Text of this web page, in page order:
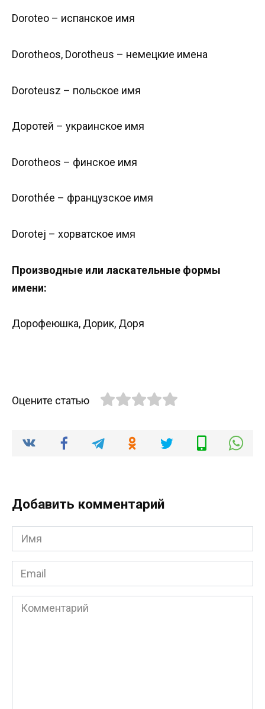
Doroteo – испанское имя
Dorotheos, Dorotheus – немецкие имена
Doroteusz – польское имя
Доротей – украинское имя
Dorotheos – финское имя
Dorothée – французское имя
Dorotej – хорватское имя
Производные или ласкательные формы
имени:
Дорофеюшка, Дорик, Доря
Оцените статью
Добавить комментарий
Имя
*
Email
*
Комментарий